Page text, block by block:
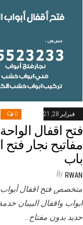
فبراير 28, 2021 0
مفاتيح نجار
باب
By RWAN
متخصص فتح اقفال أبواب
ابواب واقفال البيبان
حديد بدون مفتاح…